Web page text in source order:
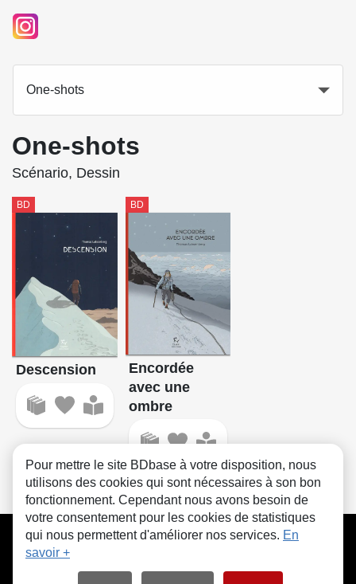
One-shots
One-shots
Scénario, Dessin
BD
Descension
BD
Encordée
avec une
ombre
CGU FAQ Contact Cookies
Pour mettre le site BDbase à votre disposition, nous
utilisons des cookies qui sont nécessaires à son bon
fonctionnement. Cependant nous avons besoin de
votre consentement pour les cookies de statistiques
qui nous permettent d'améliorer nos services. En
savoir +